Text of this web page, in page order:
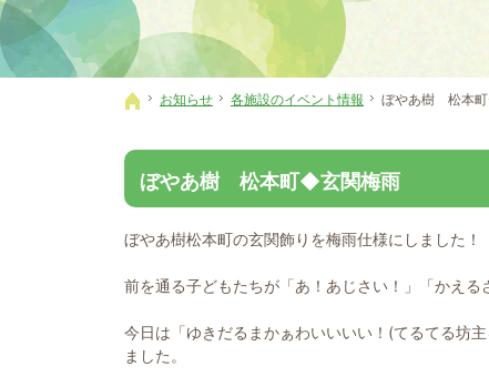
ホーム
お知らせ 各施設のイベント情報 ぼやあ樹 松本
ぼやあ樹 松本町◆玄関梅雨
ぼやあ樹松本町の玄関飾りを梅雨仕様にしました！
前を通る子どもたちが「あ！あじさい！」「かえる
今日は「ゆきだるまかぁわいいいい！(てるてる坊
ました。